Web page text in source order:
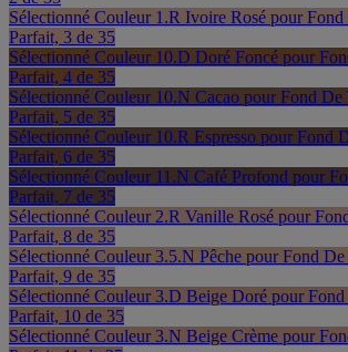
Sélectionné Couleur 1.R Ivoire Rosé pour
Parfait, 3 de 35
Sélectionné Couleur 10.D Doré Foncé pour
Parfait, 4 de 35
Sélectionné Couleur 10.N Cacao pour Fond De
Parfait, 5 de 35
Sélectionné Couleur 10.R Espresso pour Fond
Parfait, 6 de 35
Sélectionné Couleur 11.N Café Profond pour
Parfait, 7 de 35
Sélectionné Couleur 2.R Vanille Rosé pour
Parfait, 8 de 35
Sélectionné Couleur 3.5.N Pêche pour Fond
Parfait, 9 de 35
Sélectionné Couleur 3.D Beige Doré pour
Parfait, 10 de 35
Sélectionné Couleur 3.N Beige Crème pour